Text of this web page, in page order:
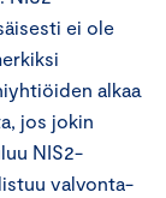
ei ole
alkaa
jos jokin
NIS2-
valvonta-